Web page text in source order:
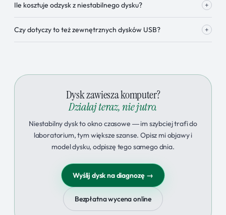
Ile kosztuje odzysk z niestabilnego dysku? +
Czy dotyczy to też zewnętrznych dysków USB? +
Dysk zawiesza komputer?
Działaj teraz, nie jutro.
Niestabilny dysk to okno czasowe — im szybciej trafi do
laboratorium, tym większe szanse. Opisz mi objawy i
model dysku, odpiszę tego samego dnia.
Wyślij dysk na diagnozę →
Bezpłatna wycena online